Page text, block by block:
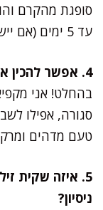
סופגת מהקרם
עד 5 ימים (אם יישאר!).
4. אפשר להכין את המקרונים מראש ולהקפיא?
בהחלט! אני
סגורה, אפילו
טעם מדהים
5. איזה שקית
ניסיון?